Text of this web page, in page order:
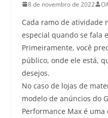
8 de novembro de 2022
Cada ramo de atividade
especial quando se fala
Primeiramente, você
público, onde ele está,
desejos.
No caso de lojas de
modelo de anúncios do
Performance Max é